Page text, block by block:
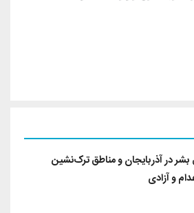
در آذربایجان و مناطق ترک‌نشین
و آزادی